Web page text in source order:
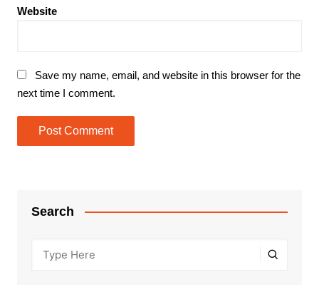
Website
Save my name, email, and website in this browser for the
next time I comment.
Search